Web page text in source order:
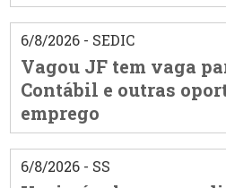
6/8/2026 - SEDIC
Vagou JF tem vaga
Contábil e outras
emprego
6/8/2026 - SS